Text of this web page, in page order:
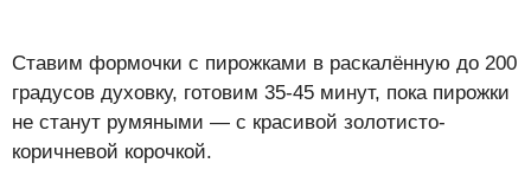
Ставим формочки с пирожками в раскалённую до 200
градусов духовку, готовим 35-45 минут, пока пирожки
не станут румяными — с красивой золотисто-
коричневой корочкой.